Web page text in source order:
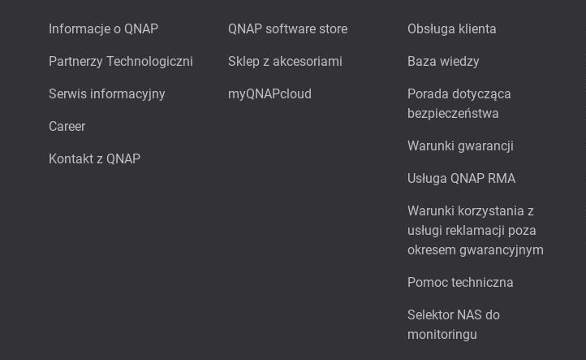
Informacje o QNAP
Partnerzy Technologiczni
Serwis informacyjny
Career
Kontakt z QNAP
QNAP software store
Sklep z akcesoriami
myQNAPcloud
Obsługa klienta
Baza wiedzy
Porada dotycząca
bezpieczeństwa
Warunki gwarancji
Usługa QNAP RMA
Warunki korzystania z
usługi reklamacji poza
okresem gwarancyjnym
Pomoc techniczna
Selektor NAS do
monitoringu